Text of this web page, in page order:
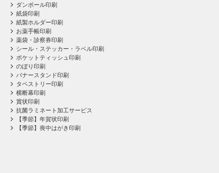
ダンボール印刷
紙袋印刷
紙製ホルダー印刷
お薬手帳印刷
薬袋・診察券印刷
シール・ステッカー・ラベル印刷
ポケットティッシュ印刷
のぼり印刷
バナースタンド印刷
タペストリー印刷
横断幕印刷
賞状印刷
抗菌ラミネート加工サービス
【季節】年賀状印刷
【季節】喪中はがき印刷